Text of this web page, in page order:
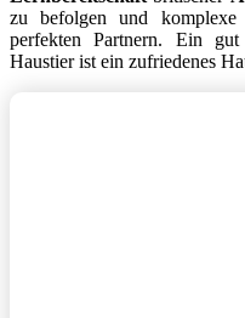
zu befolgen und
perfekten Partnern. Ein
Haustier ist ein zufriedenes